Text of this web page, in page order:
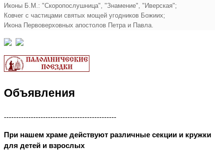
Иконы Б.М.: "Скоропослушница", "Знамение", "Иверская";
Ковчег с частицами святых мощей угодников Божиих;
Икона Первоверховных апостолов Петра и Павла.
Объявления
----------------------------------------------
При нашем храме действуют различные секции и кружки
для детей и взрослых